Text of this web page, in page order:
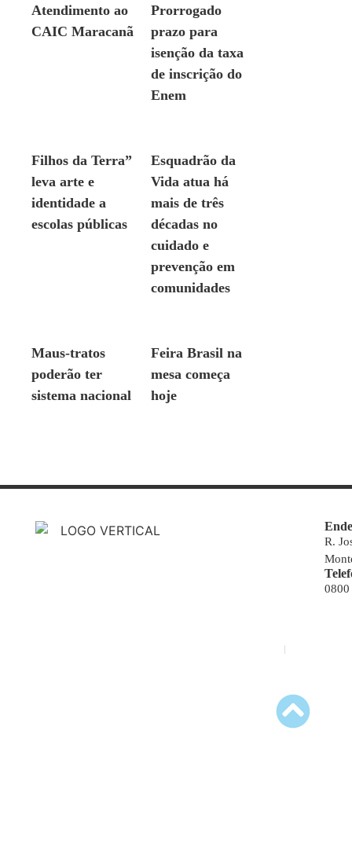
Atendimento ao
CAIC Maracanã
Prorrogado
prazo para
isenção da taxa
de inscrição do
Enem
Filhos da Terra”
leva arte e
identidade a
escolas públicas
Esquadrão da
Vida atua há
mais de três
décadas no
cuidado e
prevenção em
comunidades
Maus-tratos
poderão ter
sistema nacional
Feira Brasil na
mesa começa
hoje
R.
0800